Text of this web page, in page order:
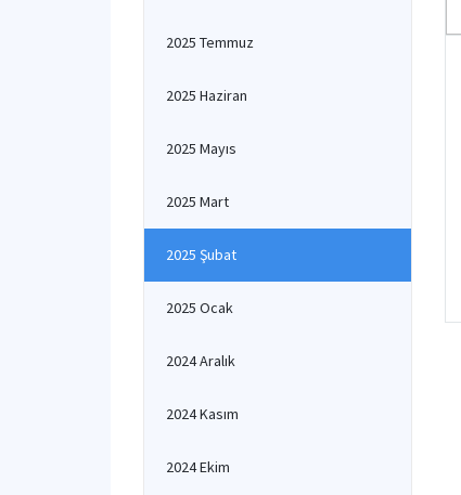
2025 Temmuz
2025 Haziran
2025 Mayıs
2025 Mart
2025 Şubat
2025 Ocak
2024 Aralık
2024 Kasım
2024 Ekim